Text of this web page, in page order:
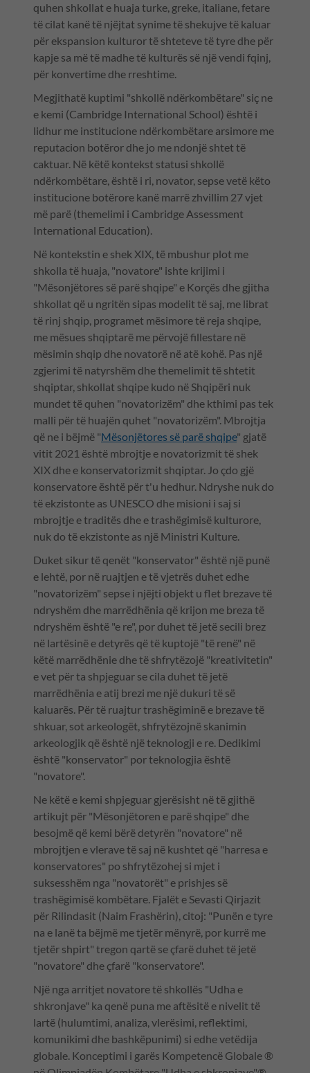
quhen shkollat e huaja turke, greke, italiane, fetare
të cilat kanë të njëjtat synime të shekujve të kaluar
për ekspansion kulturor të shteteve të tyre dhe për
kapje sa më të madhe të kulturës së një vendi fqinj,
për konvertime dhe rreshtime.
Megjithatë kuptimi "shkollë ndërkombëtare" siç ne
e kemi (Cambridge International School) është i
lidhur me institucione ndërkombëtare arsimore me
reputacion botëror dhe jo me ndonjë shtet të
caktuar. Në këtë kontekst statusi shkollë
ndërkombëtare, është i ri, novator, sepse vetë këto
institucione botërore kanë marrë zhvillim 27 vjet
më parë (themelimi i Cambridge Assessment
International Education).
Në kontekstin e shek XIX, të mbushur plot me
shkolla të huaja, "novatore" ishte krijimi i
"Mësonjëtores së parë shqipe" e Korçës dhe gjitha
shkollat që u ngritën sipas modelit të saj, me librat
të rinj shqip, programet mësimore të reja shqipe,
me mësues shqiptarë me përvojë fillestare në
mësimin shqip dhe novatorë në atë kohë. Pas një
zgjerimi të natyrshëm dhe themelimit të shtetit
shqiptar, shkollat shqipe kudo në Shqipëri nuk
mundet të quhen "novatorizëm" dhe kthimi pas tek
malli për të huajën quhet "novatorizëm". Mbrojtja
që ne i bëjmë "Mësonjëtores së parë shqipe" gjatë
vitit 2021 është mbrojtje e novatorizmit të shek
XIX dhe e konservatorizmit shqiptar. Jo çdo gjë
konservatore është për t'u hedhur. Ndryshe nuk do
të ekzistonte as UNESCO dhe misioni i saj si
mbrojtje e traditës dhe e trashëgimisë kulturore,
nuk do të ekzistonte as një Ministri Kulture.
Duket sikur të qenët "konservator" është një punë
e lehtë, por në ruajtjen e të vjetrës duhet edhe
"novatorizëm" sepse i njëjti objekt u flet brezave të
ndryshëm dhe marrëdhënia që krijon me breza të
ndryshëm është "e re", por duhet të jetë secili brez
në lartësinë e detyrës që të kuptojë "të renë" në
këtë marrëdhënie dhe të shfrytëzojë "kreativitetin"
e vet për ta shpjeguar se cila duhet të jetë
marrëdhënia e atij brezi me një dukuri të së
kaluarës. Për të ruajtur trashëgiminë e brezave të
shkuar, sot arkeologët, shfrytëzojnë skanimin
arkeologjik që është një teknologji e re. Dedikimi
është "konservator" por teknologjia është
"novatore".
Ne këtë e kemi shpjeguar gjerësisht në të gjithë
artikujt për "Mësonjëtoren e parë shqipe" dhe
besojmë që kemi bërë detyrën "novatore" në
mbrojtjen e vlerave të saj në kushtet që "harresa e
konservatores" po shfrytëzohej si mjet i
suksesshëm nga "novatorët" e prishjes së
trashëgimisë kombëtare. Fjalët e Sevasti Qirjazit
për Rilindasit (Naim Frashërin), citoj: "Punën e tyre
na e lanë ta bëjmë me tjetër mënyrë, por kurrë me
tjetër shpirt" tregon qartë se çfarë duhet të jetë
"novatore" dhe çfarë "konservatore".
Një nga arritjet novatore të shkollës "Udha e
shkronjave" ka qenë puna me aftësitë e nivelit të
lartë (hulumtimi, analiza, vlerësimi, reflektimi,
komunikimi dhe bashkëpunimi) si edhe vetëdija
globale. Konceptimi i garës Kompetencë Globale ®